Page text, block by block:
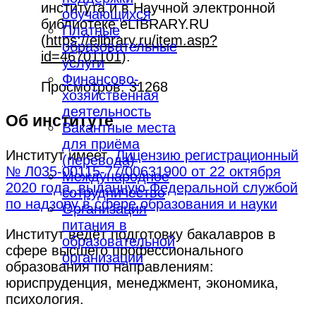
обучающихся
Платные
образовательные
услуги
Финансово-
хозяйственная
деятельность
Вакантные места
для приёма
(перевода)
Международное
сотрудничество
Организация
питания в
образовательной
организации
института и в Научной электронной
библиотеке eLIBRARY.RU
(https://elibrary.ru/item.asp?
id=46701101).
Просмотров: 31268
Об институте
Институт имеет Лицензию регистрационный
№ Л035-00115-77/00631900 от 22 октября
2020 года, выданную Федеральной службой
по надзору в сфере образования и науки
Институт ведёт подготовку бакалавров в
сфере высшего профессионального
образования по направлениям:
юриспруденция, менеджмент, экономика,
психология.